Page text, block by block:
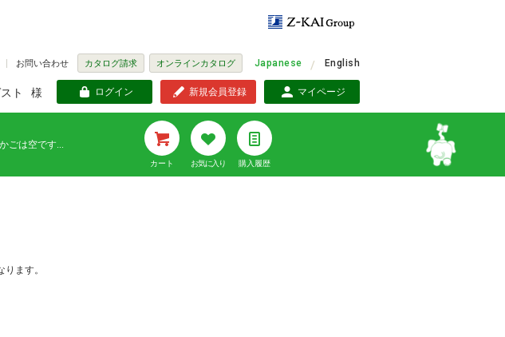
お問い合わせ カタログ請求 オンラインカタログ Japanese English
ト 様 ログイン 新規会員登録 マイページ
ごは空です...
カート お気に入り 購入履歴
ます。